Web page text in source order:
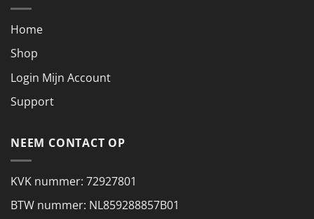
Home
Shop
Login Mijn Account
Support
NEEM CONTACT OP
KVK nummer: 72927801
BTW nummer: NL859288857B01